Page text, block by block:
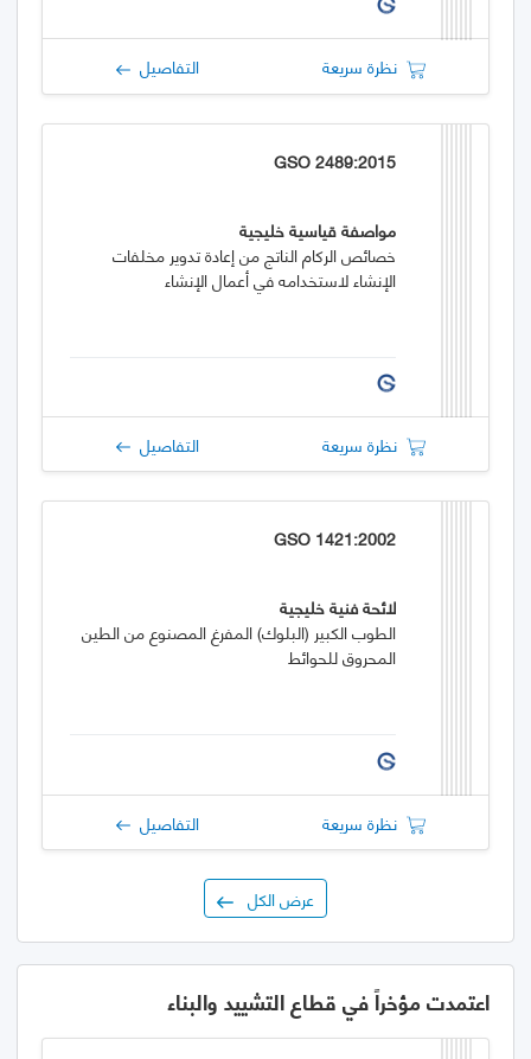
نظرة سريعة التفاصيل
GSO 2489:2015
مواصفة قياسية خليجية
خصائص الركام الناتج من إعادة تدوير مخلفات
الإنشاء لاستخدامه في أعمال الإنشاء
نظرة سريعة التفاصيل
GSO 1421:2002
لائحة فنية خليجية
الطوب الكبير (البلوك) المفرغ المصنوع من الطين
المحروق للحوائط
نظرة سريعة التفاصيل
عرض الكل
اعتمدت مؤخراً في قطاع التشييد والبناء